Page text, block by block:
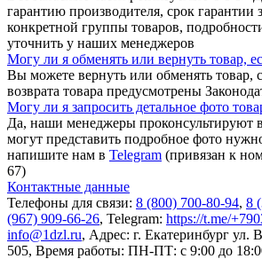
гарантию производителя, срок гарантии
конкретной группы товаров,
уточнить у наших менеджеров
Могу ли я обменять или вернуть товар,
Вы можете вернуть или обменять товар,
возврата товара предусмотрены
Могу ли я запросить детальное фото
Да, наши менеджеры проконсультируют
могут представить подробное фото
напишите нам в Telegram (привязан к
67)
Контактные данные
Телефоны для связи: 8 (800) 700-80-94, 8
(967) 909-66-26, Telegram: https://t.me/
info@1dzl.ru, Адрес: г. Екатеринбург ул.
505, Время работы: ПН-ПТ: с 9:00 до